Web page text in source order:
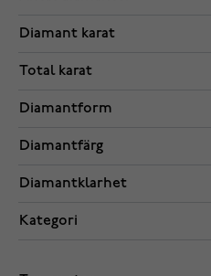
Diamant karat
Total karat
Diamantform
Diamantfärg
Diamantklarhet
Kategori